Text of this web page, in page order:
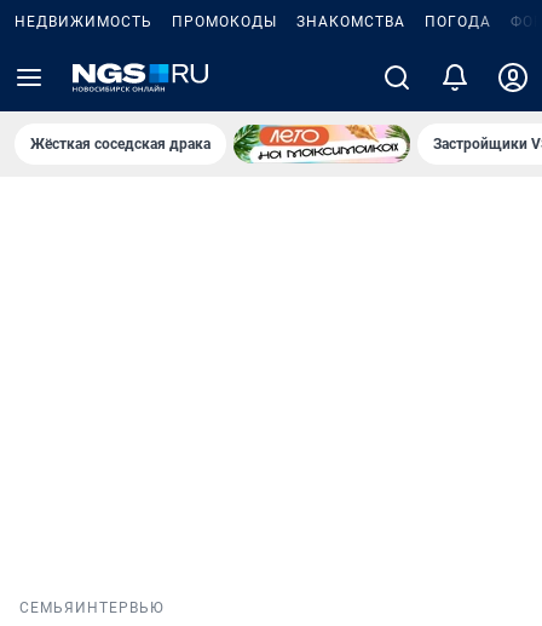
НЕДВИЖИМОСТЬ ПРОМОКОДЫ ЗНАКОМСТВА ПОГОДА
Жёсткая соседская драка Застройщики
СЕМЬЯ ИНТЕРВЬЮ